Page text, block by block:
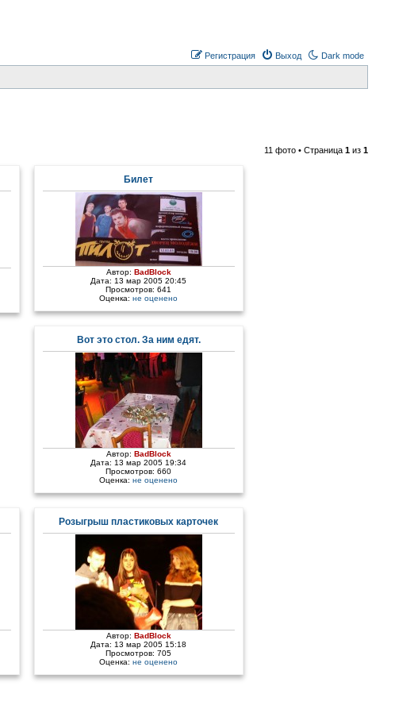
Dark mode
Выход
Регистрация
11 фото • Страница1 из1
Билет
Автор: BadBlock
Дата: 13 мар 2005 20:45
Просмотров: 641
Оценка:не оценено
Вот это стол. За ним едят.
Автор: BadBlock
Дата: 13 мар 2005 19:34
Просмотров: 660
Оценка:не оценено
Розыгрыш плаcтиковых карточек
Автор: BadBlock
Дата: 13 мар 2005 15:18
Просмотров: 705
Оценка:не оценено